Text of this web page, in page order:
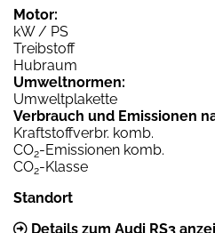
Motor:
kW / PS
Treibstoff
Hubraum
Umweltnormen:
Umweltplakette
Verbrauch und Emissionen
Kraftstoffverbr. komb.
CO2-Emissionen komb.
CO2-Klasse
Standort
Details zum Audi RS3